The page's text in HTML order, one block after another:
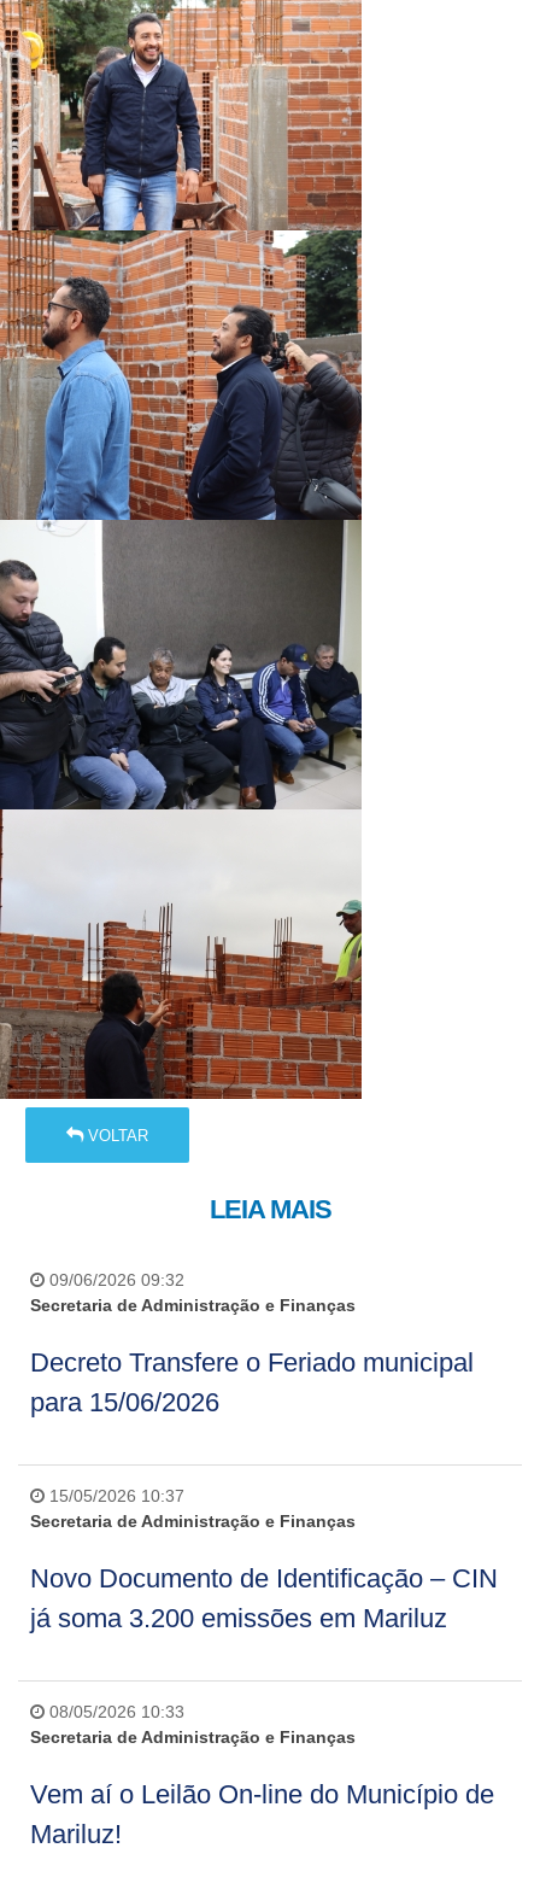
VOLTAR
LEIA MAIS
09/06/2026 09:32
Secretaria de Administração e Finanças
Decreto Transfere o Feriado municipal
para 15/06/2026
15/05/2026 10:37
Secretaria de Administração e Finanças
Novo Documento de Identificação – CIN
já soma 3.200 emissões em Mariluz
08/05/2026 10:33
Secretaria de Administração e Finanças
Vem aí o Leilão On-line do Município de
Mariluz!